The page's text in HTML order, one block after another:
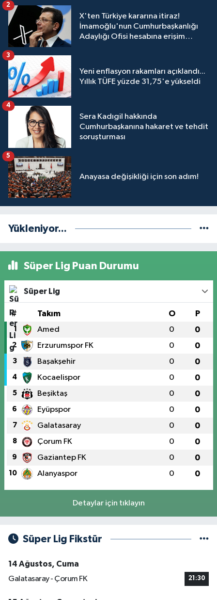
X'ten Türkiye kararına itiraz!
İmamoğlu'nun Cumhurbaşkanlığı
Adaylığı Ofisi hesabına erişim
2
Yeni enflasyon rakamları açıklandı...
Yıllık TÜFE yüzde 31,75'e yükseldi
3
Sera Kadıgil hakkında
Cumhurbaşkanına hakaret ve tehdit
soruşturması
4
Anayasa değişikliği için son adım!
5
Yükleniyor...
Süper Lig Puan Durumu
Süper Lig
# Takım O P
1 Amed 0 0
2 Erzurumspor FK 0 0
3 Başakşehir 0 0
4 Kocaelispor 0 0
5 Beşiktaş 0 0
6 Eyüpspor 0 0
7 Galatasaray 0 0
8 Çorum FK 0 0
9 Gaziantep FK 0 0
10 Alanyaspor 0 0
Detaylar için tıklayın
Süper Lig Fikstür
14 Ağustos, Cuma
Galatasaray - Çorum FK
21:30